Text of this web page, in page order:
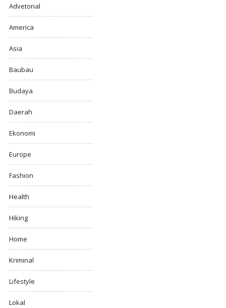
Advetorial
America
Asia
Baubau
Budaya
Daerah
Ekonomi
Europe
Fashion
Health
Hiking
Home
Kriminal
Lifestyle
Lokal